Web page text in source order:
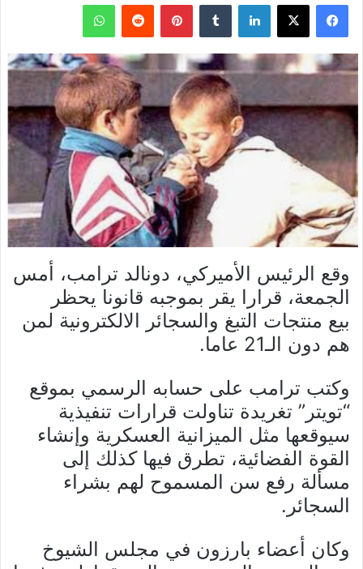
فيسبوك X لينكدإن بينتيريست واتساب
وقع الرئيس الأميركي، دونالد ترامب، أمس
الجمعة، قرارا يقر بموجبه قانونا يحظر
بيع منتجات التبغ والسجائر الالكترونية لمن
هم دون الـ21 عاما.
وكتب ترامب على حسابه الرسمي بموقع
“تويتر” تغريدة تناولت قرارات تنفيذية
سيوقعها مثل الميزانية العسكرية وإنشاء
القوة الفضائية، تطرق فيها كذلك إلى
مسألة رفع سن المسموح لهم بشراء
السجائر.
وكان أعضاء بارزون في مجلس الشيوخ